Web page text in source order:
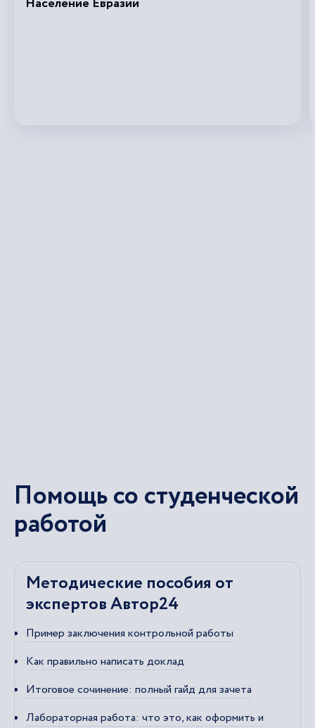
Помощь со студенческой
работой
Методические пособия от
экспертов Автор24
Пример заключения контрольной работы
Как правильно написать доклад
Итоговое сочинение: полный гайд для зачета
Лабораторная работа: что это, как оформить и